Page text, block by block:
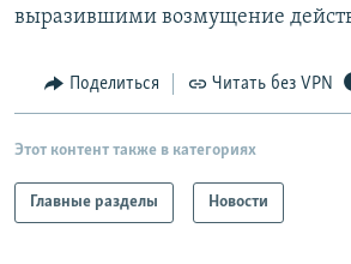
Все сайты РСЕ/РС
выразившими возмущение
Поделиться Читать без VPN
Этот контент также в категориях
Главные разделы Новости